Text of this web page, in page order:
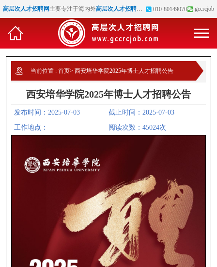
高层次人才招聘网 主要专注于海内外高层次人才招聘、 博士招聘、高校教师招聘等
010-80149070 gccrcjob
当前位置 :首页>西安培华学院2025年博士人才招聘公告
西安培华学院2025年博士人才招聘公告
发布时间：2025-07-03 截止时间：2025-07-03
工作地点： 阅读次数：45024次